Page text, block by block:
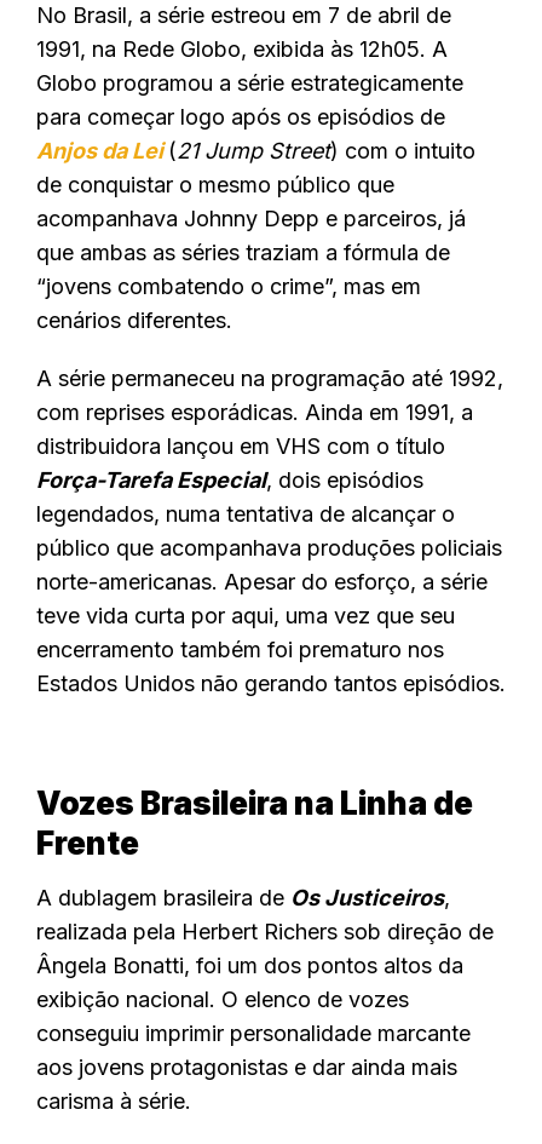
No Brasil, a série estreou em 7 de abril de
1991, na Rede Globo, exibida às 12h05. A
Globo programou a série estrategicamente
para começar logo após os episódios de
Anjos da Lei (21 Jump Street) com o intuito
de conquistar o mesmo público que
acompanhava Johnny Depp e parceiros, já
que ambas as séries traziam a fórmula de
“jovens combatendo o crime”, mas em
cenários diferentes.
A série permaneceu na programação até 1992,
com reprises esporádicas. Ainda em 1991, a
distribuidora lançou em VHS com o título
Força-Tarefa Especial, dois episódios
legendados, numa tentativa de alcançar o
público que acompanhava produções policiais
norte-americanas. Apesar do esforço, a série
teve vida curta por aqui, uma vez que seu
encerramento também foi prematuro nos
Estados Unidos não gerando tantos episódios.
Vozes Brasileira na Linha de
Frente
A dublagem brasileira de Os Justiceiros,
realizada pela Herbert Richers sob direção de
Ângela Bonatti, foi um dos pontos altos da
exibição nacional. O elenco de vozes
conseguiu imprimir personalidade marcante
aos jovens protagonistas e dar ainda mais
carisma à série.